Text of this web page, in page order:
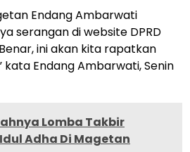
Endang Ambarwati
serangan di website DPRD
ini akan kita rapatkan
kata Endang Ambarwati, Senin
Lomba Takbir
Adha Di Magetan